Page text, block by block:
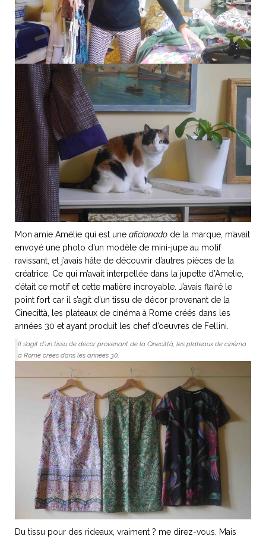
du
ART DE VIVRE ITALIEN
Notre palette
Virtuosa Venezia
ART ET DESIGN
Mon amie Amélie qui est une aficionado de la marque, m’avait
envoyé une photo d’un modèle de mini-jupe au motif
ravissant, et j’avais hâte de découvrir d’autres pièces de la
créatrice. Ce qui m’avait interpellée dans la jupette d’Amelie,
c’était ce motif et cette matière incroyable. J’avais flairé le
point fort car il s’agit d’un tissu de décor provenant de la
Cinecittà, les plateaux de cinéma à Rome créés dans les
années 30 et ayant produit les chef d’oeuvres de Fellini.
Il s’agit d’un tissu de décor provenant de la Cinecittà, les plateaux de cinéma
à Rome créés dans les années 30.
Du tissu pour des rideaux, vraiment ? me direz-vous. Mais